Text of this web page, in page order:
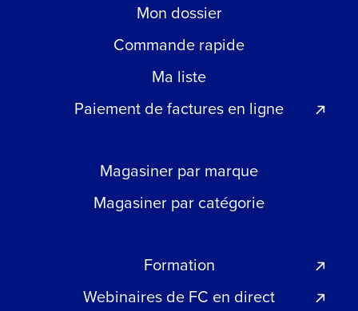
Mon dossier
Commande rapide
Ma liste
Paiement de factures en ligne
Magasiner par marque
Magasiner par catégorie
Formation
Webinaires de FC en direct